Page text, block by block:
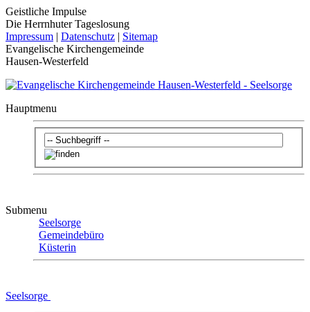
Geistliche Impulse
Die Herrnhuter Tageslosung
Impressum | Datenschutz | Sitemap
Evangelische Kirchengemeinde
Hausen-Westerfeld
Hauptmenu
Submenu
Seelsorge
Gemeindebüro
Küsterin
Seelsorge